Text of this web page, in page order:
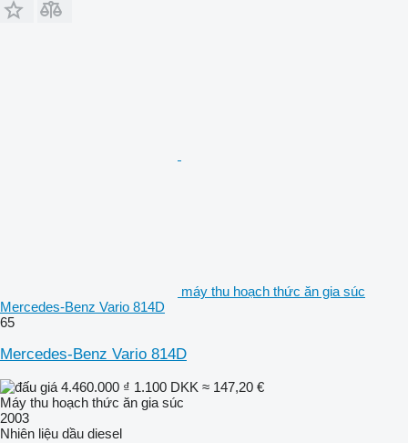
máy thu hoạch thức ăn gia súc
Mercedes-Benz Vario 814D
65
Mercedes-Benz Vario 814D
4.460.000 ₫ 1.100 DKK ≈ 147,20 €
Máy thu hoạch thức ăn gia súc
2003
Nhiên liệu dầu diesel